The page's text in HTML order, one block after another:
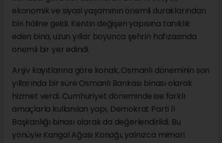
ekonomik ve siyasi yaşamının önemli duraklarından
biri hâline geldi. Kentin değişen yapısına tanıklık
eden bina, uzun yıllar boyunca şehrin hafızasında
önemli bir yer edindi.
Arşiv kayıtlarına göre konak, Osmanlı döneminin son
yıllarında bir süre Osmanlı Bankası binası olarak
hizmet verdi. Cumhuriyet döneminde ise farklı
amaçlarla kullanılan yapı, Demokrat Parti İl
Başkanlığı binası olarak da değerlendirildi. Bu
yönüyle Kangal Ağası Konağı, yalnızca mimari